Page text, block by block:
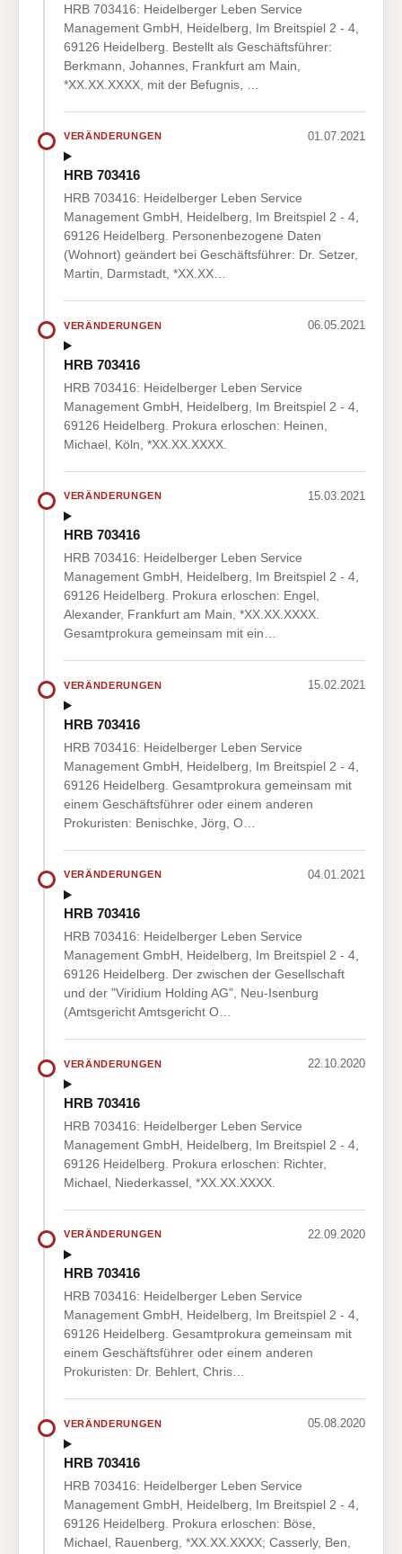
HRB 703416: Heidelberger Leben Service
Management GmbH, Heidelberg, Im Breitspiel 2 - 4,
69126 Heidelberg. Bestellt als Geschäftsführer:
Berkmann, Johannes, Frankfurt am Main,
*XX.XX.XXXX, mit der Befugnis, …
VERÄNDERUNGEN 01.07.2021
HRB 703416
HRB 703416: Heidelberger Leben Service
Management GmbH, Heidelberg, Im Breitspiel 2 - 4,
69126 Heidelberg. Personenbezogene Daten
(Wohnort) geändert bei Geschäftsführer: Dr. Setzer,
Martin, Darmstadt, *XX.XX…
VERÄNDERUNGEN 06.05.2021
HRB 703416
HRB 703416: Heidelberger Leben Service
Management GmbH, Heidelberg, Im Breitspiel 2 - 4,
69126 Heidelberg. Prokura erloschen: Heinen,
Michael, Köln, *XX.XX.XXXX.
VERÄNDERUNGEN 15.03.2021
HRB 703416
HRB 703416: Heidelberger Leben Service
Management GmbH, Heidelberg, Im Breitspiel 2 - 4,
69126 Heidelberg. Prokura erloschen: Engel,
Alexander, Frankfurt am Main, *XX.XX.XXXX.
Gesamtprokura gemeinsam mit ein…
VERÄNDERUNGEN 15.02.2021
HRB 703416
HRB 703416: Heidelberger Leben Service
Management GmbH, Heidelberg, Im Breitspiel 2 - 4,
69126 Heidelberg. Gesamtprokura gemeinsam mit
einem Geschäftsführer oder einem anderen
Prokuristen: Benischke, Jörg, O…
VERÄNDERUNGEN 04.01.2021
HRB 703416
HRB 703416: Heidelberger Leben Service
Management GmbH, Heidelberg, Im Breitspiel 2 - 4,
69126 Heidelberg. Der zwischen der Gesellschaft
und der "Viridium Holding AG", Neu-Isenburg
(Amtsgericht Amtsgericht O…
VERÄNDERUNGEN 22.10.2020
HRB 703416
HRB 703416: Heidelberger Leben Service
Management GmbH, Heidelberg, Im Breitspiel 2 - 4,
69126 Heidelberg. Prokura erloschen: Richter,
Michael, Niederkassel, *XX.XX.XXXX.
VERÄNDERUNGEN 22.09.2020
HRB 703416
HRB 703416: Heidelberger Leben Service
Management GmbH, Heidelberg, Im Breitspiel 2 - 4,
69126 Heidelberg. Gesamtprokura gemeinsam mit
einem Geschäftsführer oder einem anderen
Prokuristen: Dr. Behlert, Chris…
VERÄNDERUNGEN 05.08.2020
HRB 703416
HRB 703416: Heidelberger Leben Service
Management GmbH, Heidelberg, Im Breitspiel 2 - 4,
69126 Heidelberg. Prokura erloschen: Böse,
Michael, Rauenberg, *XX.XX.XXXX; Casserly, Ben,